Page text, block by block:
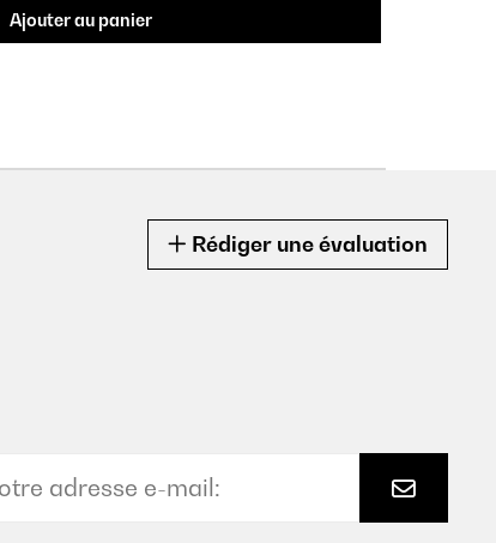
Ajouter au panier
Rédiger une évaluation